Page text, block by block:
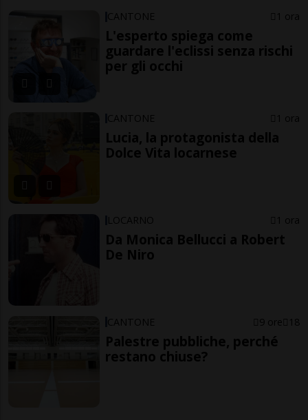
CANTONE 1 ora
L'esperto spiega come
guardare l'eclissi senza rischi
per gli occhi
CANTONE 1 ora
Lucia, la protagonista della
Dolce Vita locarnese
LOCARNO 1 ora
Da Monica Bellucci a Robert
De Niro
CANTONE 9 ore 18
Palestre pubbliche, perché
restano chiuse?